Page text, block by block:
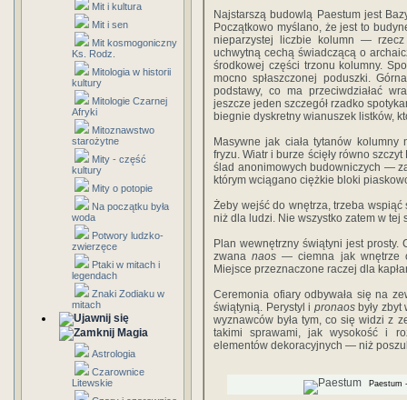
Mit i kultura
Mit i sen
Mit kosmogoniczny
Ks. Rodz.
Mitologia w historii
kultury
Mitologie Czarnej
Afryki
Mitoznawstwo
starożytne
Mity - część
kultury
Mity o potopie
Na początku była
woda
Potwory ludzko-
zwierzęce
Ptaki w mitach i
legendach
Znaki Zodiaku w
mitach
Magia
Astrologia
Czarownice
Litewskie
Najstarszą budowlą Paestum jest
Początkowo myślano, że jest to
niepa­rzystej liczbie kolumn —
uchwytną ce­chą świadczącą o
środkowej części trzonu kolumny.
mocno spłaszczonej po­duszki.
podstawy, co ma przeciwdziałać
jeszcze jeden szczegół rzadko
biegnie dyskretny wianuszek listków,
Masywne jak ciała tytanów
fryzu. Wiatr i burze ścięły równo
ślad anonimowych budowniczych —
któ­rym wciągano ciężkie bloki
Żeby wejść do wnętrza, trzeba
niż dla ludzi. Nie wszystko zatem w tej
Plan wewnętrzny świątyni jest
zwananaos — ciemna jak wnętrze
Miejsce przeznaczone raczej dla
Ceremonia ofiary odbywała się na
świą­tynią. Perystyl i pronaosbyły zbyt
wy­znawców była tym, co się widzi z
takimi sprawami, jak wysokość i
elementów deko­racyjnych — niż
Paestum